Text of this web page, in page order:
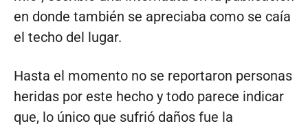
en donde también se apreciaba como se caía
el techo del lugar.
Hasta el momento no se reportaron personas
heridas por este hecho y todo parece indicar
que, lo único que sufrió daños fue la